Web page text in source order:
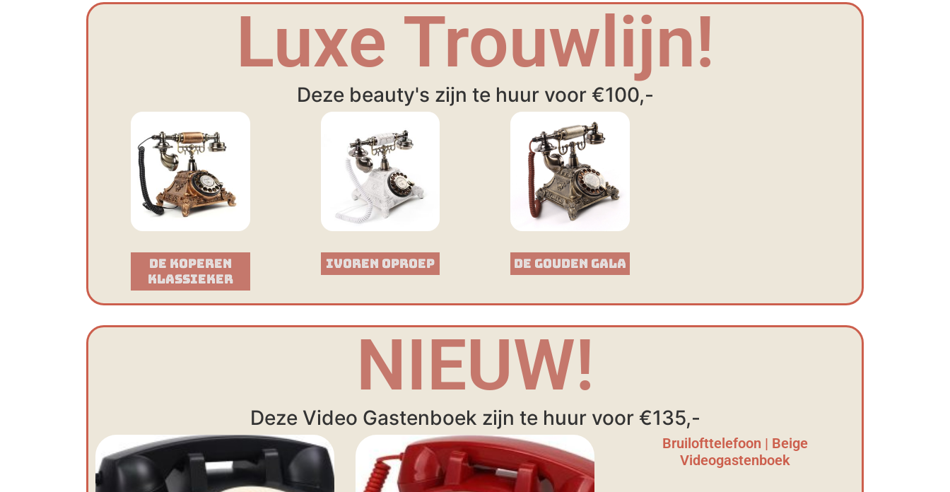
Luxe Trouwlijn!
Deze beauty's zijn te huur voor €100,-
De Koperen
Klassieker​
Ivoren Oproep De Gouden Gala
NIEUW!
Deze Video Gastenboek zijn te huur voor €135,-
Bruilofttelefoon | Beige
Videogastenboek